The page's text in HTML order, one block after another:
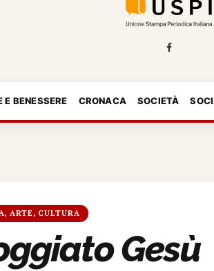
E BENESSERE CRONACA SOCIETÀ
ARTE, CULTURA
Gesù